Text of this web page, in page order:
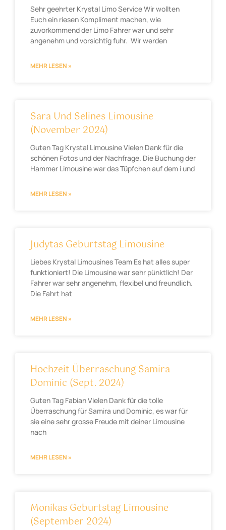
Sehr geehrter Krystal Limo Service Wir wollten
Euch ein riesen Kompliment machen, wie
zuvorkommend der Limo Fahrer war und sehr
angenehm und vorsichtig fuhr. Wir werden
MEHR LESEN »
Sara Und Selines Limousine
(November 2024)
Guten Tag Krystal Limousine Vielen Dank für die
schönen Fotos und der Nachfrage. Die Buchung der
Hammer Limousine war das Tüpfchen auf dem i und
MEHR LESEN »
Judytas Geburtstag Limousine
Liebes Krystal Limousines Team Es hat alles super
funktioniert! Die Limousine war sehr pünktlich! Der
Fahrer war sehr angenehm, flexibel und freundlich.
Die Fahrt hat
MEHR LESEN »
Hochzeit Überraschung Samira
Dominic (Sept. 2024)
Guten Tag Fabian Vielen Dank für die tolle
Überraschung für Samira und Dominic, es war für
sie eine sehr grosse Freude mit deiner Limousine
nach
MEHR LESEN »
Monikas Geburtstag Limousine
(September 2024)